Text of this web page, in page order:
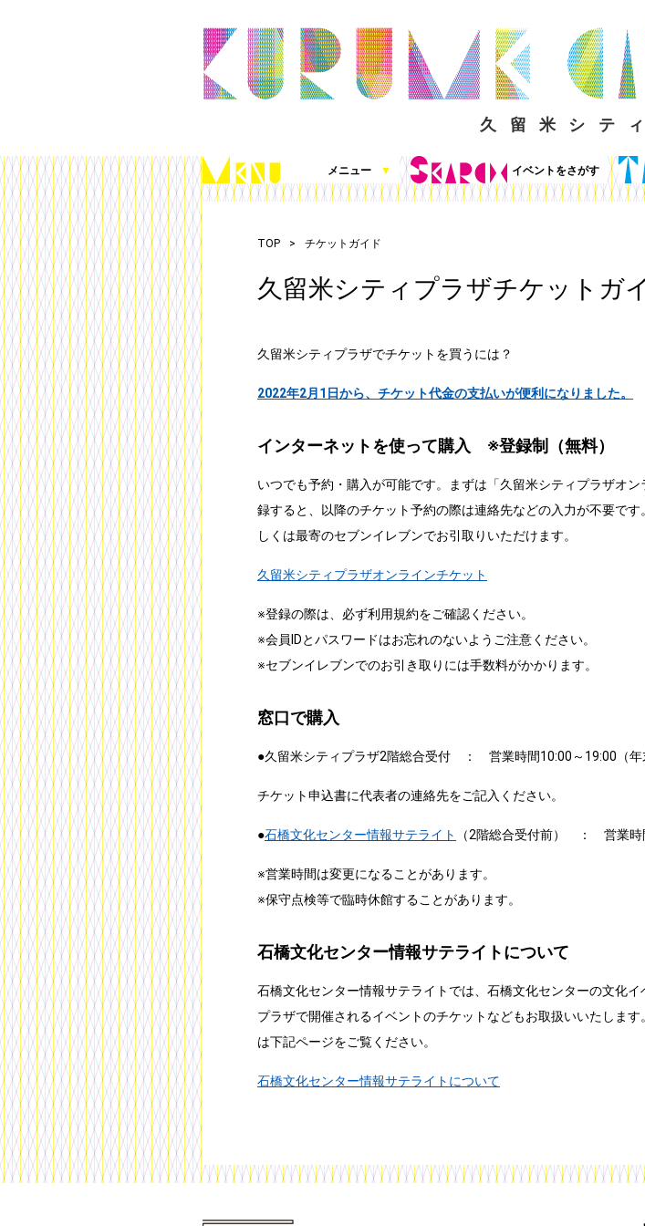
久留米シテ
メニュー ▼
久留米シティプラザとは
施設案内（360度パノラマビュー）
アクセス
施設を借りる
施設写真使用・撮影の届出
チケット発売情報
これまでの取組
シティプラザ応援プロジェクト
お知らせ
イベントをさがす
TOP チケットガイド
久留米シティプラザチケットガ
久留米シティプラザでチケットを買うには？
2022年2月1日から、チケット代金の支払いが便利になりました。
インターネットを使って購入 ※登録制（無料）
いつでも予約・購入が可能です。まずは「久留米シティプラザオ
録すると、以降のチケット予約の際は連絡先などの入力が不要で
しくは最寄のセブンイレブンでお引取りいただけます。
久留米シティプラザオンラインチケット
※登録の際は、必ず利用規約をご確認ください。
※会員IDとパスワードはお忘れのないようご注意ください。
※セブンイレブンでのお引き取りには手数料がかかります。
窓口で購入
●久留米シティプラザ2階総合受付 ： 営業時間10:00～19:00（年
チケット申込書に代表者の連絡先をご記入ください。
●石橋文化センター情報サテライト （2階総合受付前） ： 営業時
※営業時間は変更になることがあります。
※保守点検等で臨時休館することがあります。
石橋文化センター情報サテライトについて
石橋文化センター情報サテライトでは、石橋文化センターの文化
プラザで開催されるイベントのチケットなどもお取扱いいたしま
は下記ページをご覧ください。
石橋文化センター情報サテライトについて